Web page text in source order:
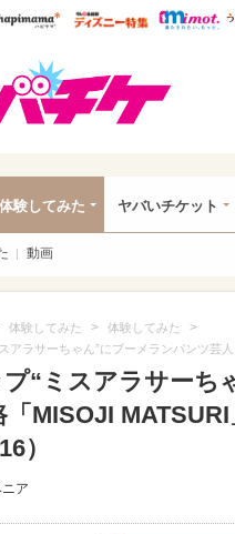
レぴあ総研ハピママ* ウレぴあ
体験してみた ヤバいチケット
動画
体験してみた > 体験してみた >
アラサーちゃん”にブーメランパンツ芸
“ミスアラサーち
「MISOJI
）
ア